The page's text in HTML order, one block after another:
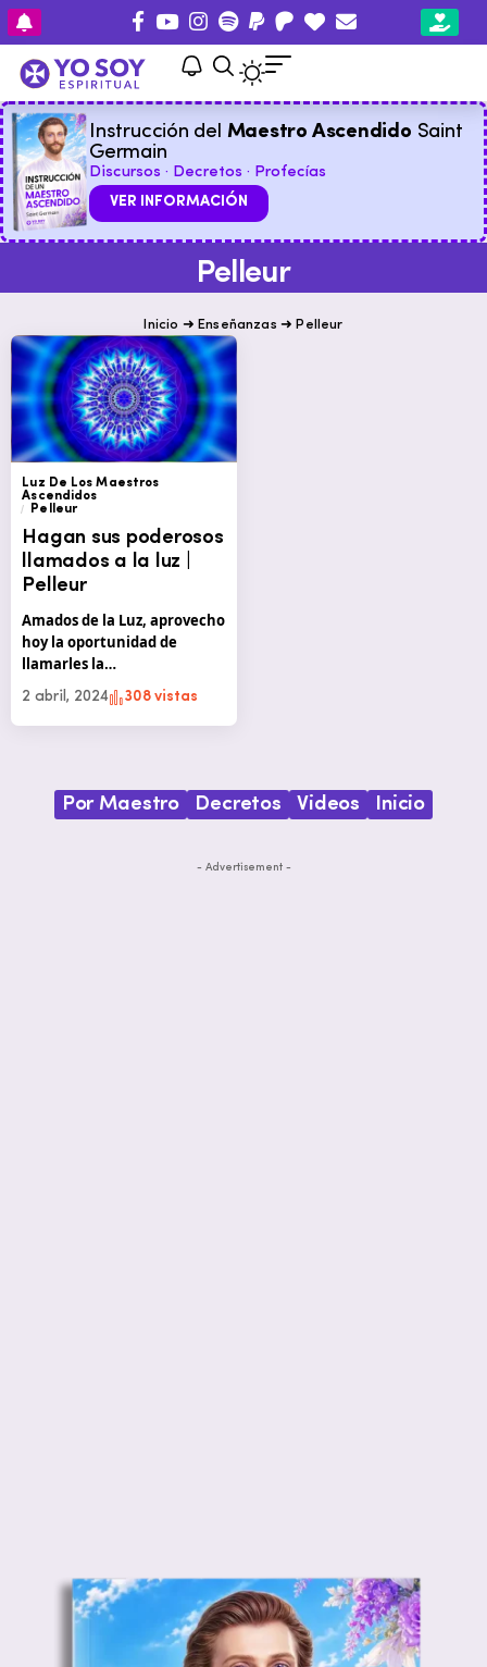
Instrucción del Maestro Ascendido Saint
Germain
Discursos · Decretos · Profecías
VER INFORMACIÓN
Pelleur
Inicio ➜ Enseñanzas ➜ Pelleur
Luz De Los Maestros
Ascendidos
Pelleur
Hagan sus poderosos
llamados a la luz |
Pelleur
Amados de la Luz, aprovecho
hoy la oportunidad de
llamarles la…
2 abril, 2024 308 vistas
Por Maestro Decretos Videos Inicio
- Advertisement -